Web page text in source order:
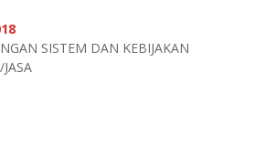
SISTEM DAN KEBIJAKAN